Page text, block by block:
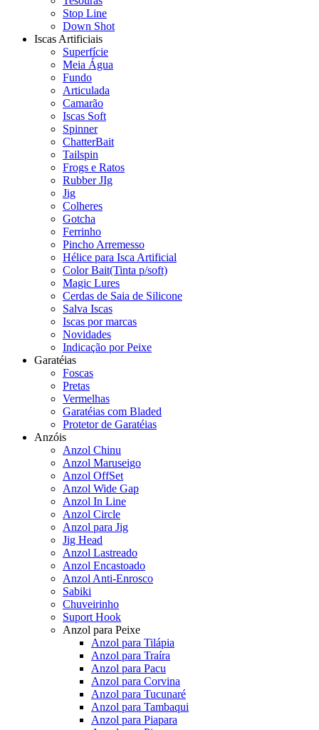
Stop Line
Down Shot
Iscas Artificiais
Superfície
Meia Água
Fundo
Articulada
Camarão
Iscas Soft
Spinner
ChatterBait
Tailspin
Frogs e Ratos
Rubber JIg
Jig
Colheres
Gotcha
Ferrinho
Pincho Arremesso
Hélice para Isca Artificial
Color Bait(Tinta p/soft)
Magic Lures
Cerdas de Saia de Silicone
Salva Iscas
Iscas por marcas
Novidades
Indicação por Peixe
Garatéias
Foscas
Pretas
Vermelhas
Garatéias com Bladed
Protetor de Garatéias
Anzóis
Anzol Chinu
Anzol Maruseigo
Anzol OffSet
Anzol Wide Gap
Anzol In Line
Anzol Circle
Anzol para Jig
Jig Head
Anzol Lastreado
Anzol Encastoado
Anzol Anti-Enrosco
Sabiki
Chuveirinho
Suport Hook
Anzol para Peixe
Anzol para Tilápia
Anzol para Traíra
Anzol para Pacu
Anzol para Corvina
Anzol para Tucunaré
Anzol para Tambaqui
Anzol para Piapara